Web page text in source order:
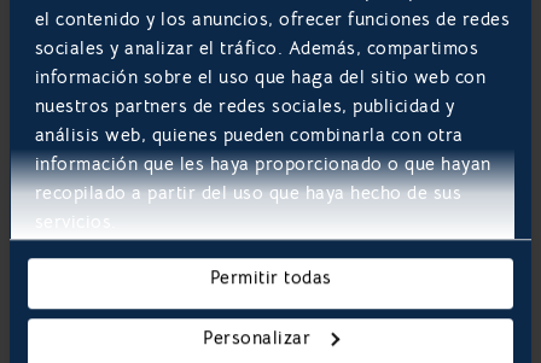
el contenido y los anuncios, ofrecer funciones de redes
sociales y analizar el tráfico. Además, compartimos
información sobre el uso que haga del sitio web con
nuestros partners de redes sociales, publicidad y
análisis web, quienes pueden combinarla con otra
información que les haya proporcionado o que hayan
recopilado a partir del uso que haya hecho de sus
servicios.
Permitir todas
Personalizar
En conclusión, la implementación de un Software ERP
se erige como una ventaja competitiva crucial para las
empresas, particularmente en el ámbito de la gestión
financiera. Se convierte en una decisión estratégica
con el potencial de impulsar la competitividad y
rentabilidad de su empresa.